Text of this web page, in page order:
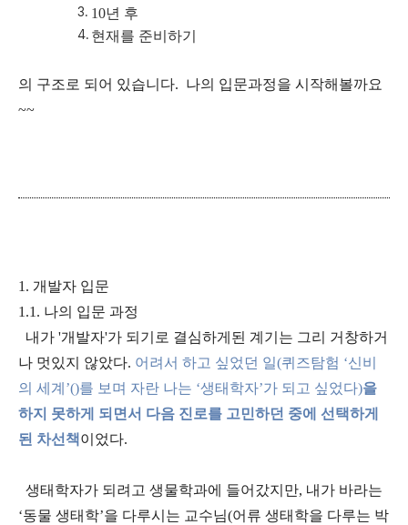
10년 후
현재를 준비하기
의 구조로 되어 있습니다. 나의 입문과정을 시작해볼까요
~~
1. 개발자 입문
1.1. 나의 입문 과정
내가 '개발자'가 되기로 결심하게된 계기는 그리 거창하거
나 멋있지 않았다. 어려서 하고 싶었던 일(퀴즈탐험 ‘신비
의 세계’()를 보며 자란 나는 ‘생태학자’가 되고 싶었다)을
하지 못하게 되면서 다음 진로를 고민하던 중에 선택하게
된 차선책이었다.
생태학자가 되려고 생물학과에 들어갔지만, 내가 바라는
‘동물 생태학’을 다루시는 교수님(어류 생태학을 다루는 박